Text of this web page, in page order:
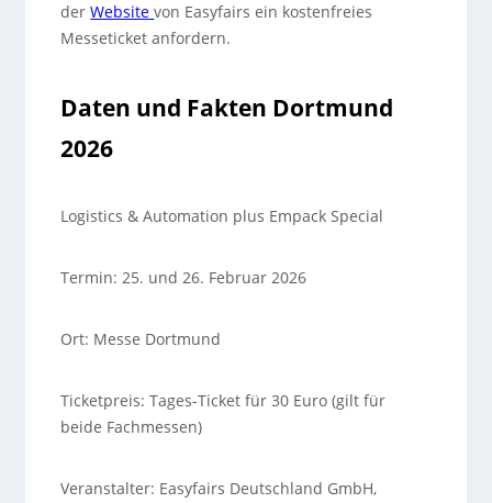
derWebsitevon Easyfairs ein kostenfreies
Messeticket anfordern.
Daten und Fakten Dortmund
2026
Logistics & Automation plus Empack Special
Termin: 25. und 26. Februar 2026
Ort: Messe Dortmund
Ticketpreis: Tages-Ticket für 30 Euro (gilt für
beide Fachmessen)
Veranstalter: Easyfairs Deutschland GmbH,